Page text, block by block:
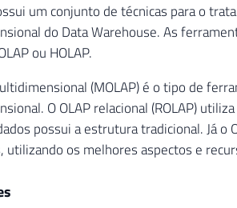
um conjunto de técnicas para o
do Data Warehouse. As
ou HOLAP.
(MOLAP) é o tipo de
O OLAP relacional (ROLAP)
possui a estrutura tradicional. Já o
utilizando os melhores aspectos e